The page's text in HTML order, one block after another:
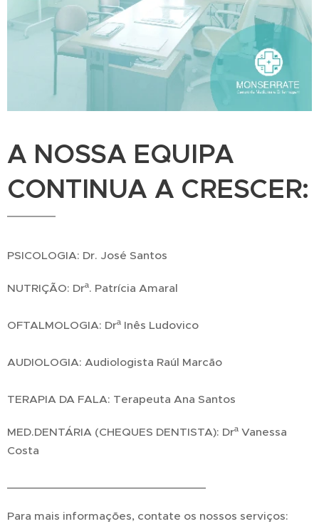
A NOSSA EQUIPA
CONTINUA A CRESCER:
PSICOLOGIA: Dr. José Santos
NUTRIÇÃO: Drª. Patrícia Amaral
OFTALMOLOGIA: Drª Inês Ludovico
AUDIOLOGIA: Audiologista Raúl Marcão
TERAPIA DA FALA: Terapeuta Ana Santos
MED.DENTÁRIA (CHEQUES DENTISTA): Drª Vanessa
Costa
Para mais informações, contate os nossos serviços: